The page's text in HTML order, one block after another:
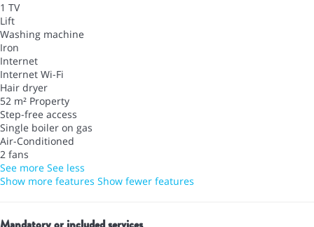
1 TV
Lift
Washing machine
Iron
Internet
Internet Wi-Fi
Hair dryer
52 m² Property
Step-free access
Single boiler on gas
Air-Conditioned
2 fans
See more See less
Show more features Show fewer features